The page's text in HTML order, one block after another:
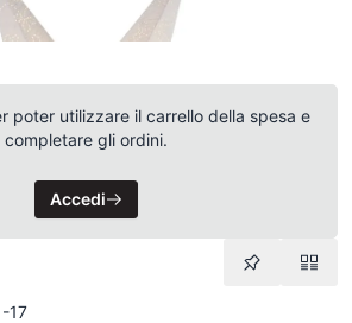
poter utilizzare il carrello della spesa e
completare gli ordini.
Accedi
17